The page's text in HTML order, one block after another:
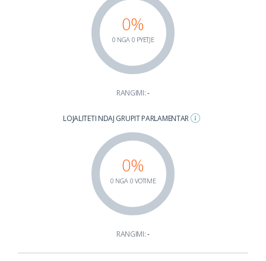
0%
0 NGA 0 PYETJE
RANGIMI:-
LOJALITETI NDAJ GRUPIT PARLAMENTAR
0%
0 NGA 0 VOTIME
RANGIMI:-